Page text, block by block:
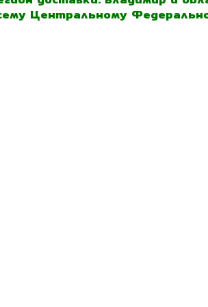
Центральному